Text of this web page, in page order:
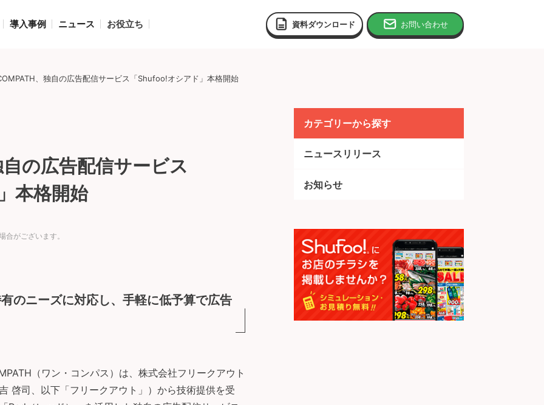
資料ダウンロード お問い合わせ
導入事例 ニュース お役立ち
、独自の広告配信サービス「Shufoo!オシアド」本格開始
の広告配信サービス
本格開始
がございます。
のニーズに対応し、手軽に低予算で広告
（ワン・コンパス）は、株式会社フリークアウト
啓司、以下「フリークアウト」）から技術提供を受
カテゴリーから探す
ニュースリリース
お知らせ